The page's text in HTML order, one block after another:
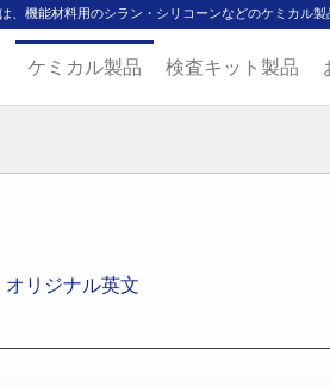
、機能材料用のシラン・シリコーンなどのケミカル
ケミカル製品 検査キット製品
オリジナル英文